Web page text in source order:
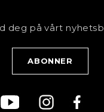
deg på vårt